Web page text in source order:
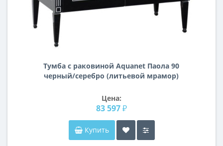
Тумба с раковиной Aquanet Паола 90
черный/серебро (литьевой мрамор)
Цена:
83 597 ₽
Купить